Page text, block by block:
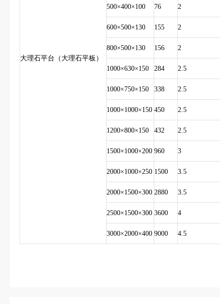
大理石平台（大理石平板）
500×400×100 76 2
600×500×130 155 2
800×500×130 156 2
1000×630×150 284 2.5
1000×750×150 338 2.5
1000×1000×150 450 2.5
1200×800×150 432 2.5
1500×1000×200 960 3
2000×1000×250 1500 3.5
2000×1500×300 2880 3.5
2500×1500×300 3600 4
3000×2000×400 9000 4.5